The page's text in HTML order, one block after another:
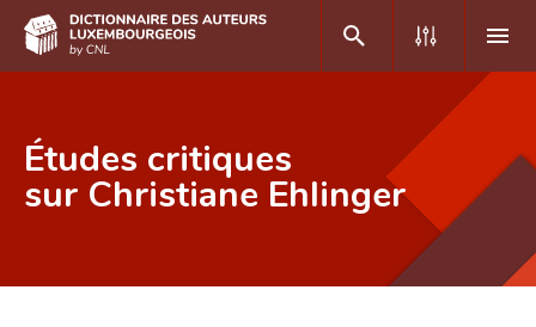
DE
Études critiques
sur Christiane Ehlinger